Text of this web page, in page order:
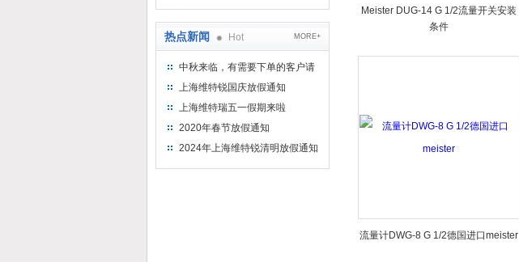
热点新闻 Hot MORE+
中秋来临，有需要下单的客户请
提前下单
上海维特锐国庆放假通知
上海维特瑞五一假期来啦
2020年春节放假通知
2024年上海维特锐清明放假通知
Meister DUG-14 G 1/2流量开关安装
条件
流量计DWG-8 G 1/2德国进口meister